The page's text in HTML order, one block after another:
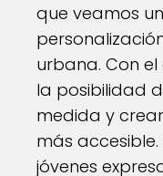
que veamos
urbana. Con
la posibilidad
medida y
más
jóvenes